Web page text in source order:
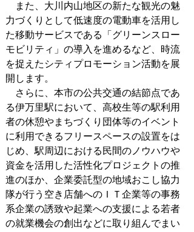
また、大川内山地区の新たな観光の魅
力づくりとして低速度の電動車を活用し
た移動サービスである「グリーンスロー
モビリティ」の導入を進めるなど、時流
を捉えたシティプロモーション活動を展
開します。
さらに、本市の公共交通の結節点であ
る伊万里駅において、高校生等の駅利用
者の休憩やまちづくり団体等のイベント
に利用できるフリースペースの設置をは
じめ、駅周辺における民間のノウハウや
資金を活用した活性化プロジェクトの推
進のほか、企業委託型の地域おこし協力
隊が行う空き店舗へのＩＴ企業等の事務
系企業の誘致や起業への支援による若者
の就業機会の創出などに取り組んでまい